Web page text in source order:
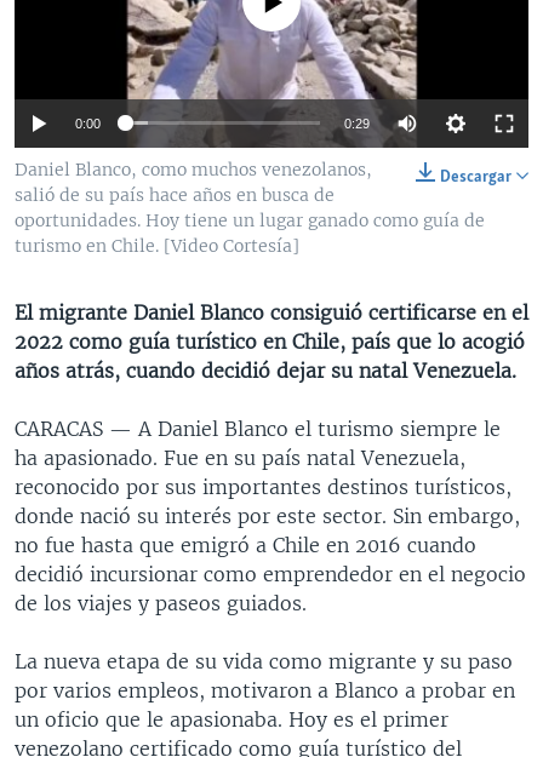
VENEZUELA
NICARAGUA
ECONOMÍA
ENTRETENIMIENTO Y CULTURA
DEPORTES
CIENCIA Y SALUD
AUDIOS
PROGRAMAS TV
FORO INTERAMERICANO
VISIÓN 360
LAS CLAVES
AVANCE INFORMATIVO
AUDIONOTICIAS
BUENOS DÍAS AMÉRICA
EL MUNDO AL DÍA [RADIO]
FORO [RADIO]
NOTA ECONÓMICA
ENTRETENIMIENTO
DIRECT
DOCUMENTALES DE LA VOA
SÍGANOS
Idiomas
0:00 0:29
Descargar
Daniel Blanco, como muchos venezolanos,
salió de su país hace años en busca de
oportunidades. Hoy tiene un lugar ganado como guía de
turismo en Chile. [Video Cortesía]
El migrante Daniel Blanco consiguió certificarse en el
2022 como guía turístico en Chile, país que lo acogió
años atrás, cuando decidió dejar su natal Venezuela.
CARACAS — A Daniel Blanco el turismo siempre le
ha apasionado. Fue en su país natal Venezuela,
reconocido por sus importantes destinos turísticos,
donde nació su interés por este sector. Sin embargo,
no fue hasta que emigró a Chile en 2016 cuando
decidió incursionar como emprendedor en el negocio
de los viajes y paseos guiados.
La nueva etapa de su vida como migrante y su paso
por varios empleos, motivaron a Blanco a probar en
un oficio que le apasionaba. Hoy es el primer
venezolano certificado como guía turístico del